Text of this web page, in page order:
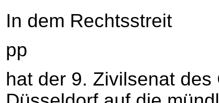
In dem Rechtsstreit
pp
hat der 9. Zivilsenat